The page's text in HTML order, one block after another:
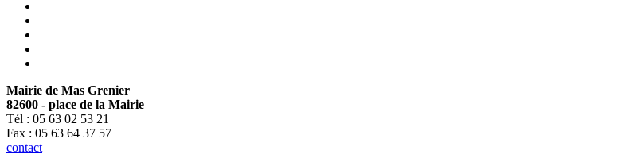
Mairie de Mas Grenier
82600 - place de la Mairie
Tél : 05 63 02 53 21
Fax : 05 63 64 37 57
contact